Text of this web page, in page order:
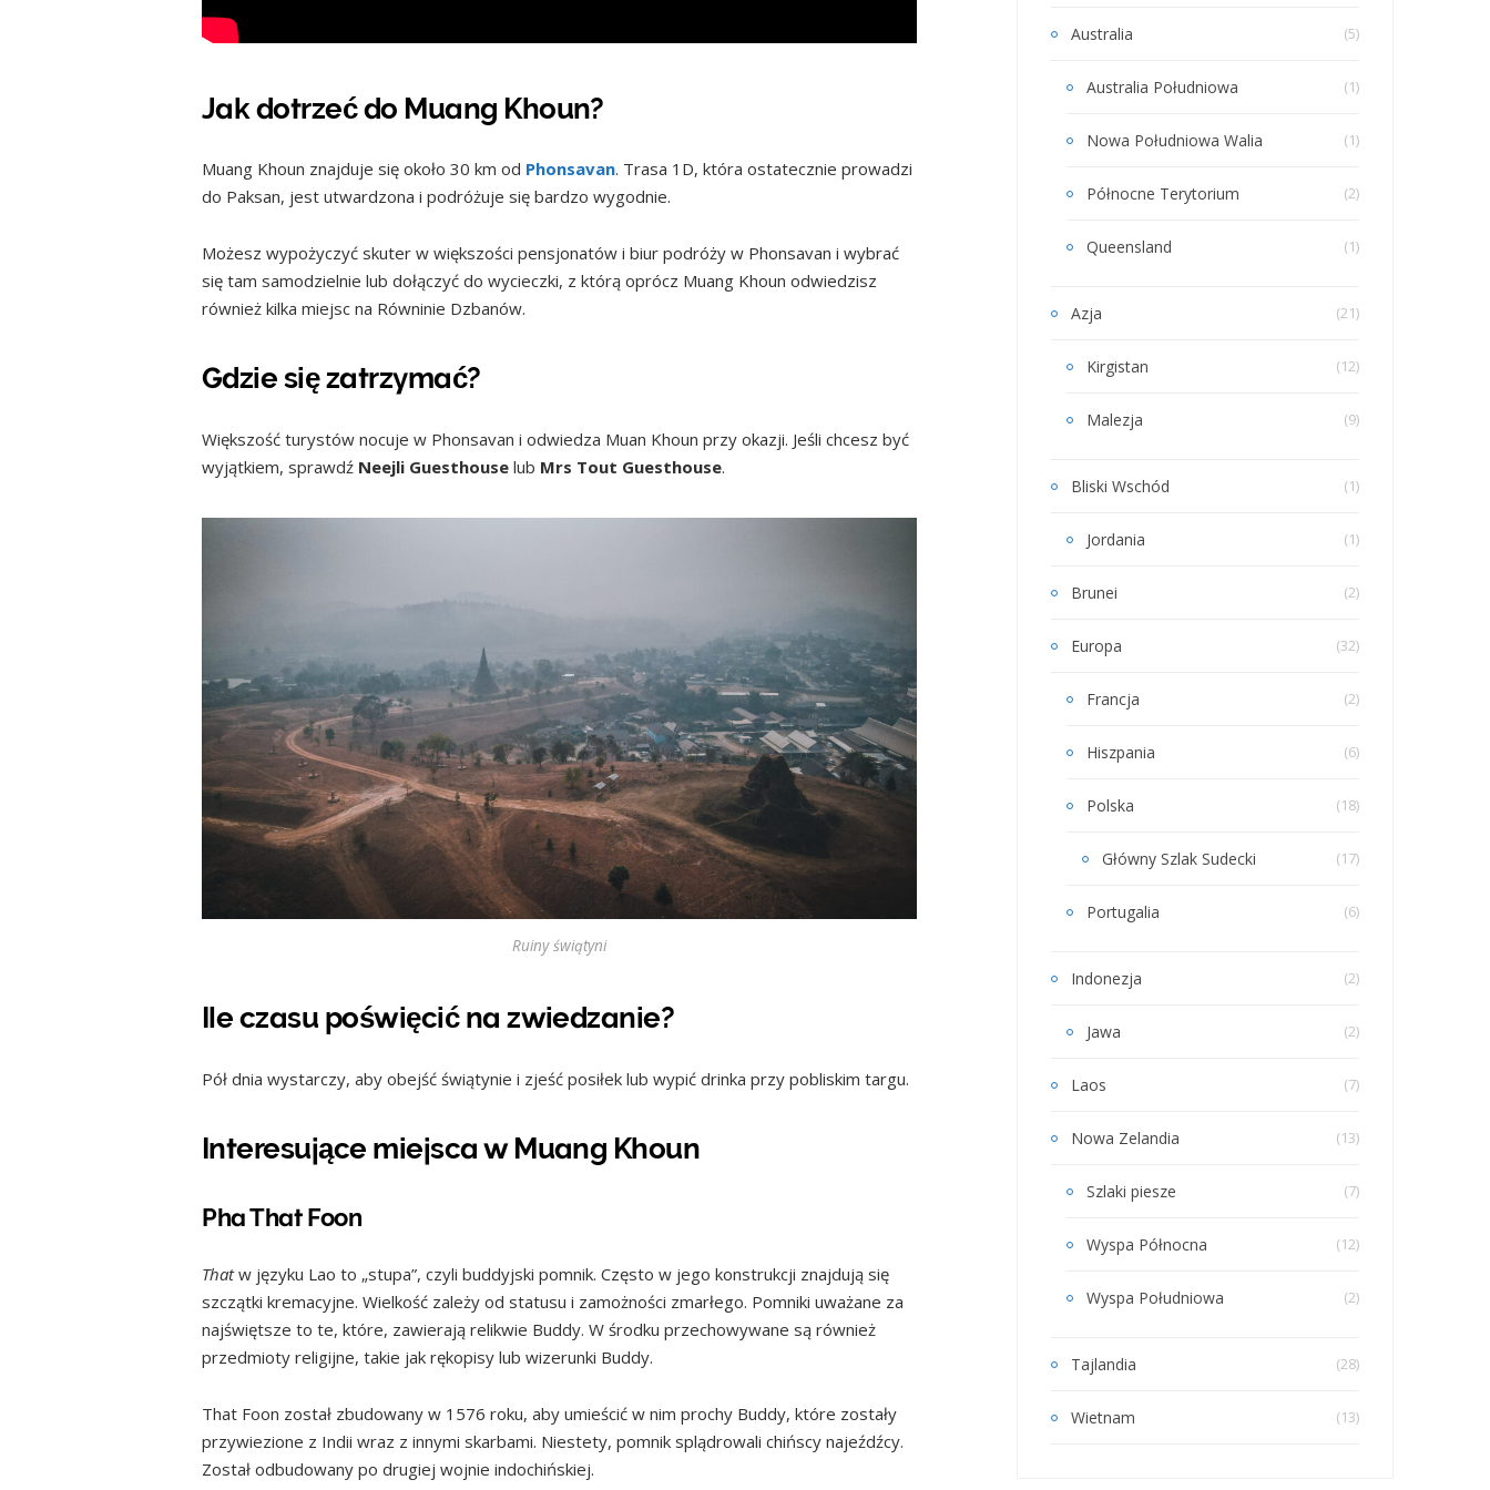
Jak dotrzeć do Muang Khoun?
Muang Khoun znajduje się około 30 km od Phonsavan. Trasa 1D, która ostatecznie prowadzi
do Paksan, jest utwardzona i podróżuje się bardzo wygodnie.
Możesz wypożyczyć skuter w większości pensjonatów i biur podróży w Phonsavan i wybrać
się tam samodzielnie lub dołączyć do wycieczki, z którą oprócz Muang Khoun odwiedzisz
również kilka miejsc na Równinie Dzbanów.
Gdzie się zatrzymać?
Większość turystów nocuje w Phonsavan i odwiedza Muan Khoun przy okazji. Jeśli chcesz być
wyjątkiem, sprawdź Neejli Guesthouselub Mrs Tout Guesthouse.
Ruiny świątyni
Ile czasu poświęcić na zwiedzanie?
Pół dnia wystarczy, aby obejść świątynie i zjeść posiłek lub wypić drinka przy pobliskim targu.
Interesujące miejsca w Muang Khoun
Pha That Foon
Thatw języku Lao to „stupa”, czyli buddyjski pomnik. Często w jego konstrukcji znajdują się
szczątki kremacyjne. Wielkość zależy od statusu i zamożności zmarłego. Pomniki uważane za
najświętsze to te, które, zawierają relikwie Buddy. W środku przechowywane są również
przedmioty religijne, takie jak rękopisy lub wizerunki Buddy.
That Foon został zbudowany w 1576 roku, aby umieścić w nim prochy Buddy, które zostały
przywiezione z Indii wraz z innymi skarbami. Niestety, pomnik splądrowali chińscy najeźdźcy.
Został odbudowany po drugiej wojnie indochińskiej.
Australia (5)
Australia Południowa (1)
Nowa Południowa Walia (1)
Północne Terytorium (2)
Queensland (1)
Azja (21)
Kirgistan (12)
Malezja (9)
Bliski Wschód (1)
Jordania (1)
Brunei (2)
Europa (32)
Francja (2)
Hiszpania (6)
Polska (18)
Główny Szlak Sudecki (17)
Portugalia (6)
Indonezja (2)
Jawa (2)
Laos (7)
Nowa Zelandia (13)
Szlaki piesze (7)
Wyspa Północna (12)
Wyspa Południowa (2)
Tajlandia (28)
Wietnam (13)